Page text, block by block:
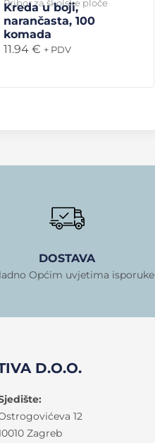
Pribor za školske ploče
Kreda u boji,
narančasta, 100
komada
11.94 € + PDV
DOSTAVA
Općim uvjetima isporuke
D.O.O.
12
Zagreb